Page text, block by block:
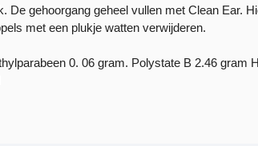
De gehoorgang geheel vullen met Clean Ear.
met een plukje watten verwijderen.
0. 06 gram. Polystate B 2.46